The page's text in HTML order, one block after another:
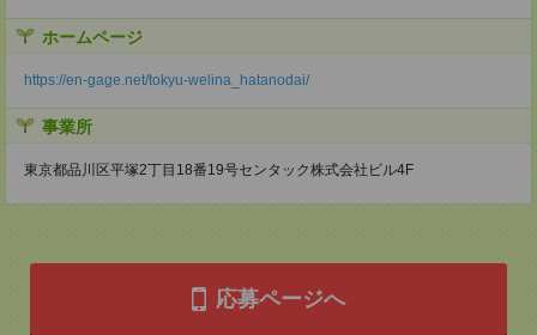
ホームページ
https://en-gage.net/tokyu-welina_hatanodai/
事業所
東京都品川区平塚2丁目18番19号センタック株式会社ビル4F
応募ページへ